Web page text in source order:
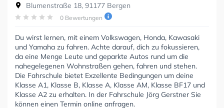
Blumenstraße 18, 91177 Bergen
0 Bewertungen
Du wirst lernen, mit einem Volkswagen, Honda, Kawasaki
und Yamaha zu fahren. Achte darauf, dich zu fokussieren,
da eine Menge Leute und geparkte Autos rund um die
nahegelegenen Wohnstraßen gehen, fahren und stehen.
Die Fahrschule bietet Exzellente Bedingungen um deine
Klasse A1, Klasse B, Klasse A, Klasse AM, Klasse BF17 und
Klasse A2 zu erhalten. In der Fahrschule Jörg Gerstner Sie
können einen Termin online anfragen.